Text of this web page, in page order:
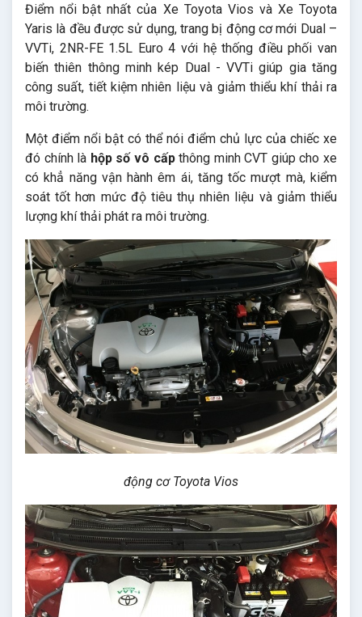
Điểm nổi bật nhất của Xe Toyota Vios và Xe Toyota
Yaris là đều được sử dụng, trang bị động cơ mới Dual –
VVTi, 2NR-FE 1.5L Euro 4 với hệ thống điều phối van
biến thiên thông minh kép Dual - VVTi giúp gia tăng
công suất, tiết kiệm nhiên liệu và giảm thiểu khí thải ra
môi trường.
Một điểm nổi bật có thể nói điểm chủ lực của chiếc xe
đó chính là hộp số vô cấpthông minh CVT giúp cho xe
có khẳ năng vận hành êm ái, tăng tốc mượt mà, kiểm
soát tốt hơn mức độ tiêu thụ nhiên liệu và giảm thiểu
lượng khí thải phát ra môi trường.
động cơ Toyota Vios